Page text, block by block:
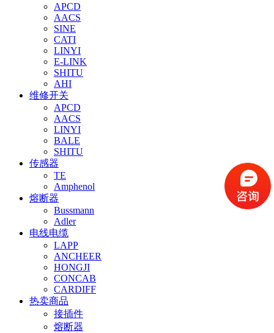
APCD
AACS
SINE
CATI
LINYI
E-LINK
SHITU
AHI
维修开关
APCD
AACS
LINYI
BALE
SHITU
传感器
TE
Amphenol
熔断器
Bussmann
Adler
电线电缆
LAPP
ANCHEER
HONGJI
CONCAB
CARDIFF
热卖商品
接插件
熔断器